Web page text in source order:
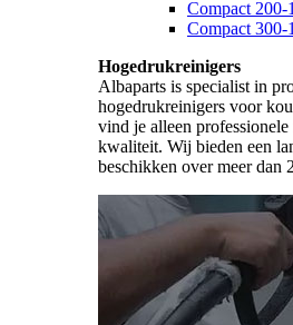
Compact 200-
Compact 300-
Hogedrukreinigers
Albaparts is specialist in
hogedrukreinigers voor
vind je alleen
kwaliteit. Wij bieden een
beschikken over meer dan